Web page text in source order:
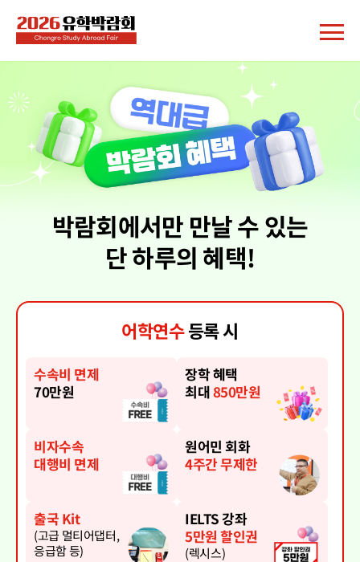
박람회에서만 만날 수 있는
단 하루의 혜택!
어학연수등록 시
수속비 면제
70만원
장학 혜택
최대850만원
비자수속
대행비 면제
원어민 회화
4주간 무제한
출국 Kit
(고급 멀티어댑터,
응급함 등)
IELTS 강좌
5만원 할인권
(렉시스)